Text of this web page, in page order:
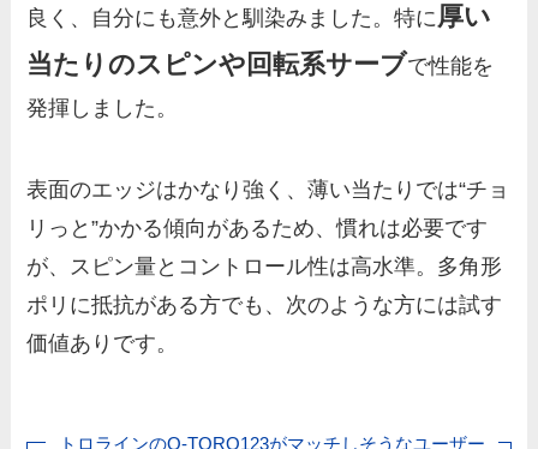
良く、自分にも意外と馴染みました。特に厚い
当たりのスピンや回転系サーブで性能を
発揮しました。
表面のエッジはかなり強く、薄い当たりでは“チョ
リっと”かかる傾向があるため、慣れは必要です
が、スピン量とコントロール性は高水準。多角形
ポリに抵抗がある方でも、次のような方には試す
価値ありです。
トロラインのO-TORO123がマッチしそうなユーザー